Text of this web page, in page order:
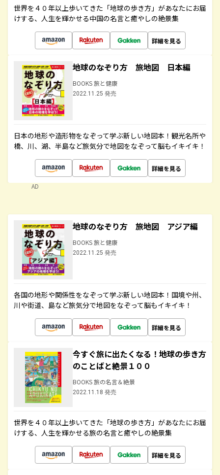
世界を４０年以上歩いてきた「地球の歩き方」があなたにお届
けする、人生を輝かせる中国の名言と癒やしの絶景集
詳細を見る
地球のなぞり方 旅地図 日本編
BOOKS 旅と健康
2022.11.25 発売
日本の地形や造形物をなぞって学ぶ新しい地図本！観光名所や
橋、川、湖、半島など旅気分で地図をなぞって脳もイキイキ！
詳細を見る
AD
地球のなぞり方 旅地図 アジア編
BOOKS 旅と健康
2022.11.25 発売
各国の地形や関係性をなぞって学ぶ新しい地図本！国境や州、
川や街道、島など旅気分で地図をなぞって脳もイキイキ！
詳細を見る
今すぐ旅に出たくなる！地球の歩き方
のことばと絶景１００
BOOKS 旅の名言＆絶景
2022.11.18 発売
世界を４０年以上歩いてきた「地球の歩き方」があなたにお届
けする、人生を輝かせる旅の名言と癒やしの絶景集
詳細を見る